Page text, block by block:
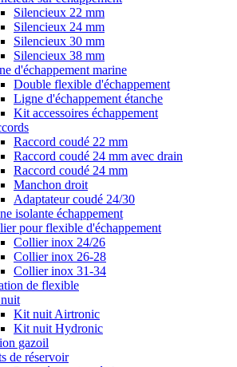
Silencieux 22 mm
Silencieux 24 mm
Silencieux 30 mm
Silencieux 38 mm
d'échappement marine
Double flexible d'échappement
Ligne d'échappement étanche
Kit accessoires échappement
Raccord coudé 22 mm
Raccord coudé 24 mm avec drain
Raccord coudé 24 mm
Manchon droit
Adaptateur coudé 24/30
isolante échappement
pour flexible d'échappement
Collier inox 24/26
Collier inox 26-28
Collier inox 31-34
de flexible
Kit nuit Airtronic
Kit nuit Hydronic
gazoil
de réservoir